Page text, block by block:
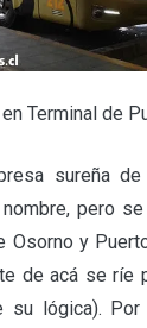
Terminal de
sureña
pero
Osorno y
de acá se ríe
su lógica). Por